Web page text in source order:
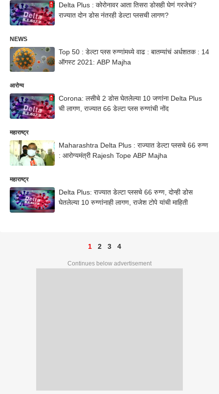
Delta Plus : कोरोनावर आता तिसरा डोसही घेणं गरजेचं?
राज्यात दोन डोस नंतरही डेल्टा प्लसची लागण?
NEWS
Top 50 : डेल्टा प्लस रुग्णांमध्ये वाढ : बातम्यांचं अर्धशतक : 14
ऑगस्ट 2021: ABP Majha
आरोग्य
Corona: लसीचे 2 डोस घेतलेल्या 10 जणांना Delta Plus
ची लागण, राज्यात 66 डेल्टा प्लस रुग्णांची नोंद
महाराष्ट्र
Maharashtra Delta Plus : राज्यात डेल्टा प्लसचे 66 रुग्ण
: आरोग्यमंत्री Rajesh Tope ABP Majha
महाराष्ट्र
Delta Plus: राज्यात डेल्टा प्लसचे 66 रुग्ण, दोन्ही डोस
घेतलेल्या 10 रुग्णांनाही लागण, राजेश टोपे यांची माहिती
1 2 3 4
Continues below advertisement